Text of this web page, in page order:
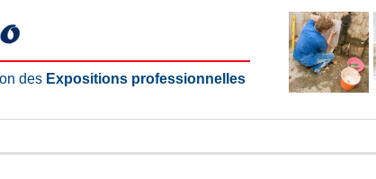
des Expositions professionnelles